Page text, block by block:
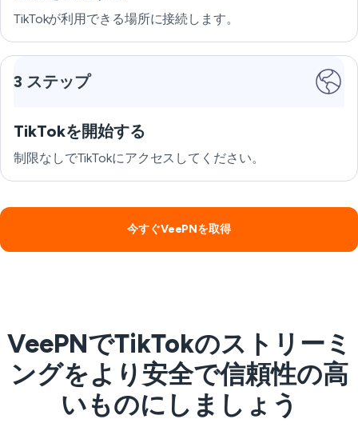
TikTokが利用できる場所に接続します。
3 ステップ
TikTokを開始する
制限なしでTikTokにアクセスしてください。
今すぐVeePNを取得
VeePNでTikTokのストリーミ
ングをより安全で信頼性の高
いものにしましょう